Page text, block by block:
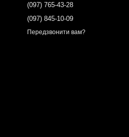
(097) 765-43-28
(097) 845-10-09
Передзвонити вам?